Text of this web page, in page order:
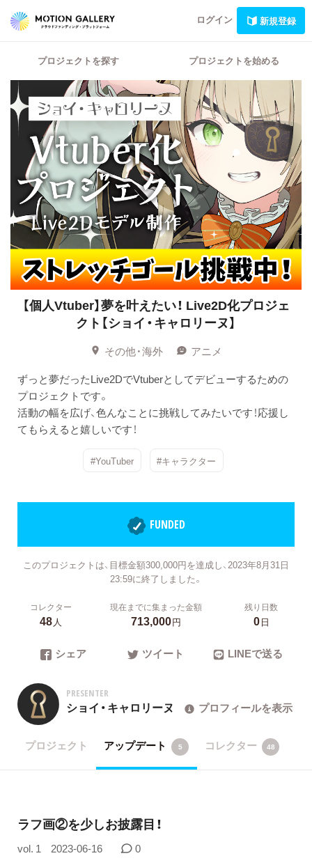
ログイン 新規登録
プロジェクトを探す プロジェクトを始める
【個人Vtuber】夢を叶えたい！ Live2D化プロジェ
クト【ショイ・キャロリーヌ】
その他・海外
アニメ
ずっと夢だったLive2DでVtuberとしてデビューするための
プロジェクトです。
活動の幅を広げ、色んなことに挑戦してみたいです！応援し
てもらえると嬉しいです！
#YouTuber #キャラクター
FUNDED
このプロジェクトは、目標金額300,000円を達成し、2023年8月31日
23:59に終了しました。
コレクター
48人
現在までに集まった金額
713,000円
残り日数
0日
シェア ツイート LINEで送る
PRESENTER
ショイ・キャロリーヌ プロフィールを表示
プロジェクト アップデート 5 コレクター 48
ラフ画②を少しお披露目！
vol. 1 2023-06-16 0